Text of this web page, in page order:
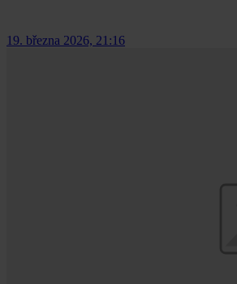
19. března 2026, 21:16